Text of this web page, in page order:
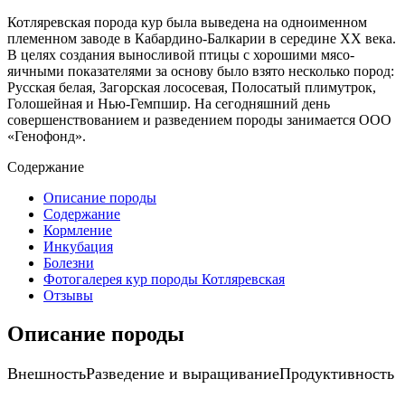
Котляревская порода кур была выведена на одноименном
племенном заводе в Кабардино-Балкарии в середине XX века.
В целях создания выносливой птицы с хорошими мясо-
яичными показателями за основу было взято несколько пород:
Русская белая, Загорская лососевая, Полосатый плимутрок,
Голошейная и Нью-Гемпшир. На сегодняшний день
совершенствованием и разведением породы занимается ООО
«Генофонд».
Содержание
Описание породы
Содержание
Кормление
Инкубация
Болезни
Фотогалерея кур породы Котляревская
Отзывы
Описание породы
ВнешностьРазведение и выращиваниеПродуктивность